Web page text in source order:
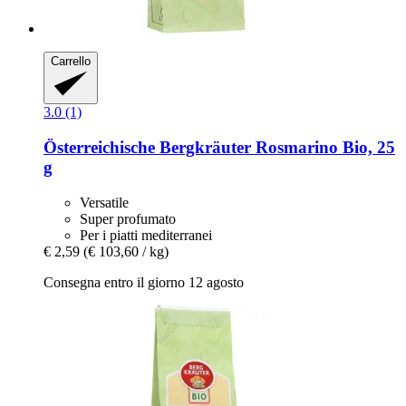
Carrello
3.0 (1)
Österreichische Bergkräuter Rosmarino Bio, 25
g
Versatile
Super profumato
Per i piatti mediterranei
€ 2,59 (€ 103,60 / kg)
Consegna entro il giorno 12 agosto